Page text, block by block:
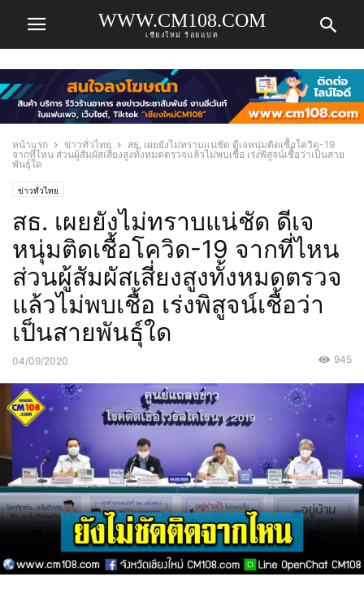
WWW.CM108.COM
เชียงใหม่ ร้อยแปด
หน้าแรก ข่าวทั่วไทย
สธ. เผยยังไม่ทราบแน่ชัด ดีเจหนุ่มติดเชื้อโควิด-19
จากที่ไหน ส่วนผู้สัมผัสเสี่ยงสูงทั้งหมดตรวจแล้วไม่พบเชื้อ เร่งพิสูจน์เชื้อว่าเป็นสาย
พันธุ์ใด
ข่าวทั่วไทย
สธ. เผยยังไม่ทราบแน่ชัด ดีเจ
หนุ่มติดเชื้อโควิด-19 จากที่ไหน
ส่วนผู้สัมผัสเสี่ยงสูงทั้งหมดตรวจ
แล้วไม่พบเชื้อ เร่งพิสูจน์เชื้อว่า
เป็นสายพันธุ์ใด
04/09/2020 945